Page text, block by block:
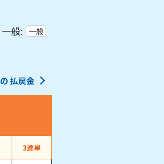
一般: 一般
の 払戻金
3連単